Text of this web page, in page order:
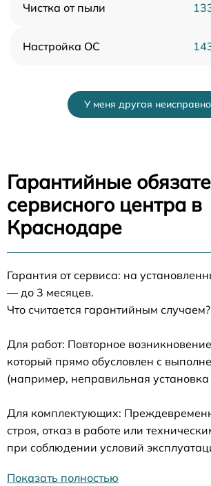
Чистка от пыли
Настройка ОС
У меня другая
Гарантийные
сервисного центра в
Краснодаре
Гарантия от сервиса: на
— до 3 месяцев.
Что считается гарантийным случаем?
Для работ: Повторное
который прямо обусловлен с
(например, неправильная установка
Для комплектующих:
строя, отказ в работе или
при соблюдении условий
Показать полностью